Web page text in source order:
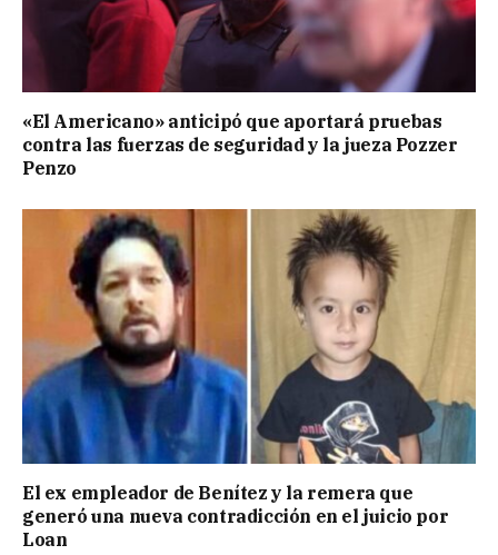
«El Americano» anticipó que aportará pruebas
contra las fuerzas de seguridad y la jueza Pozzer
Penzo
El ex empleador de Benítez y la remera que
generó una nueva contradicción en el juicio por
Loan